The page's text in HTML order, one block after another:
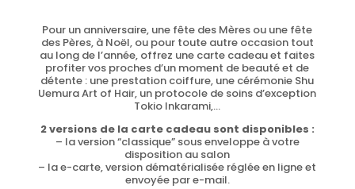
Pour un anniversaire, une fête des Mères ou une fête
des Pères, à Noël, ou pour toute autre occasion tout
au long de l’année, offrez une carte cadeau et faites
profiter vos proches d’un moment de beauté et de
détente : une prestation coiffure, une cérémonie Shu
Uemura Art of Hair, un protocole de soins d’exception
Tokio Inkarami,…
2 versions de la carte cadeau sont disponibles :
– la version “classique” sous enveloppe à votre
disposition au salon
– la e-carte, version dématérialisée réglée en ligne et
envoyée par e-mail.